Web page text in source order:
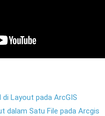
Layout pada ArcGIS
dalam Satu File pada Arcgis